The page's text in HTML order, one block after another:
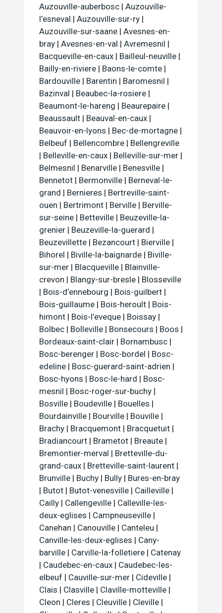
Auzouville-auberbosc | Auzouville-
l’esneval | Auzouville-sur-ry |
Auzouville-sur-saane | Avesnes-en-
bray | Avesnes-en-val | Avremesnil |
Bacqueville-en-caux | Bailleul-neuville |
Bailly-en-riviere | Baons-le-comte |
Bardouville | Barentin | Baromesnil |
Bazinval | Beaubec-la-rosiere |
Beaumont-le-hareng | Beaurepaire |
Beaussault | Beauval-en-caux |
Beauvoir-en-lyons | Bec-de-mortagne |
Belbeuf | Bellencombre | Bellengreville
| Belleville-en-caux | Belleville-sur-mer |
Belmesnil | Benarville | Benesville |
Bennetot | Bermonville | Berneval-le-
grand | Bernieres | Bertreville-saint-
ouen | Bertrimont | Berville | Berville-
sur-seine | Betteville | Beuzeville-la-
grenier | Beuzeville-la-guerard |
Beuzevillette | Bezancourt | Bierville |
Bihorel | Biville-la-baignarde | Biville-
sur-mer | Blacqueville | Blainville-
crevon | Blangy-sur-bresle | Blosseville
| Bois-d’ennebourg | Bois-guilbert |
Bois-guillaume | Bois-heroult | Bois-
himont | Bois-l’eveque | Boissay |
Bolbec | Bolleville | Bonsecours | Boos |
Bordeaux-saint-clair | Bornambusc |
Bosc-berenger | Bosc-bordel | Bosc-
edeline | Bosc-guerard-saint-adrien |
Bosc-hyons | Bosc-le-hard | Bosc-
mesnil | Bosc-roger-sur-buchy |
Bosville | Boudeville | Bouelles |
Bourdainville | Bourville | Bouville |
Brachy | Bracquemont | Bracquetuit |
Bradiancourt | Brametot | Breaute |
Bremontier-merval | Bretteville-du-
grand-caux | Bretteville-saint-laurent |
Brunville | Buchy | Bully | Bures-en-bray
| Butot | Butot-venesville | Cailleville |
Cailly | Callengeville | Calleville-les-
deux-eglises | Campneuseville |
Canehan | Canouville | Canteleu |
Canville-les-deux-eglises | Cany-
barville | Carville-la-folletiere | Catenay
| Caudebec-en-caux | Caudebec-les-
elbeuf | Cauville-sur-mer | Cideville |
Clais | Clasville | Claville-motteville |
Cleon | Cleres | Cleuville | Cleville |